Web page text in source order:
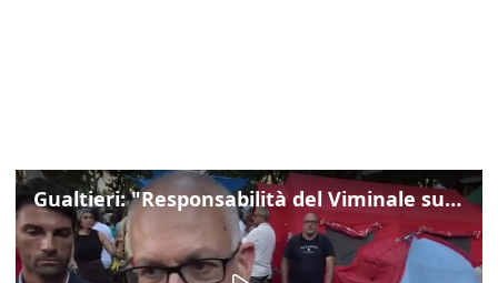
Gualtieri: "Responsabilità del Viminale su Spin Time? La posizione dei partiti è nota"